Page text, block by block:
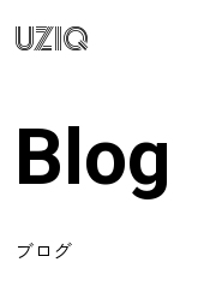
UZIQ
Blog
ブログ